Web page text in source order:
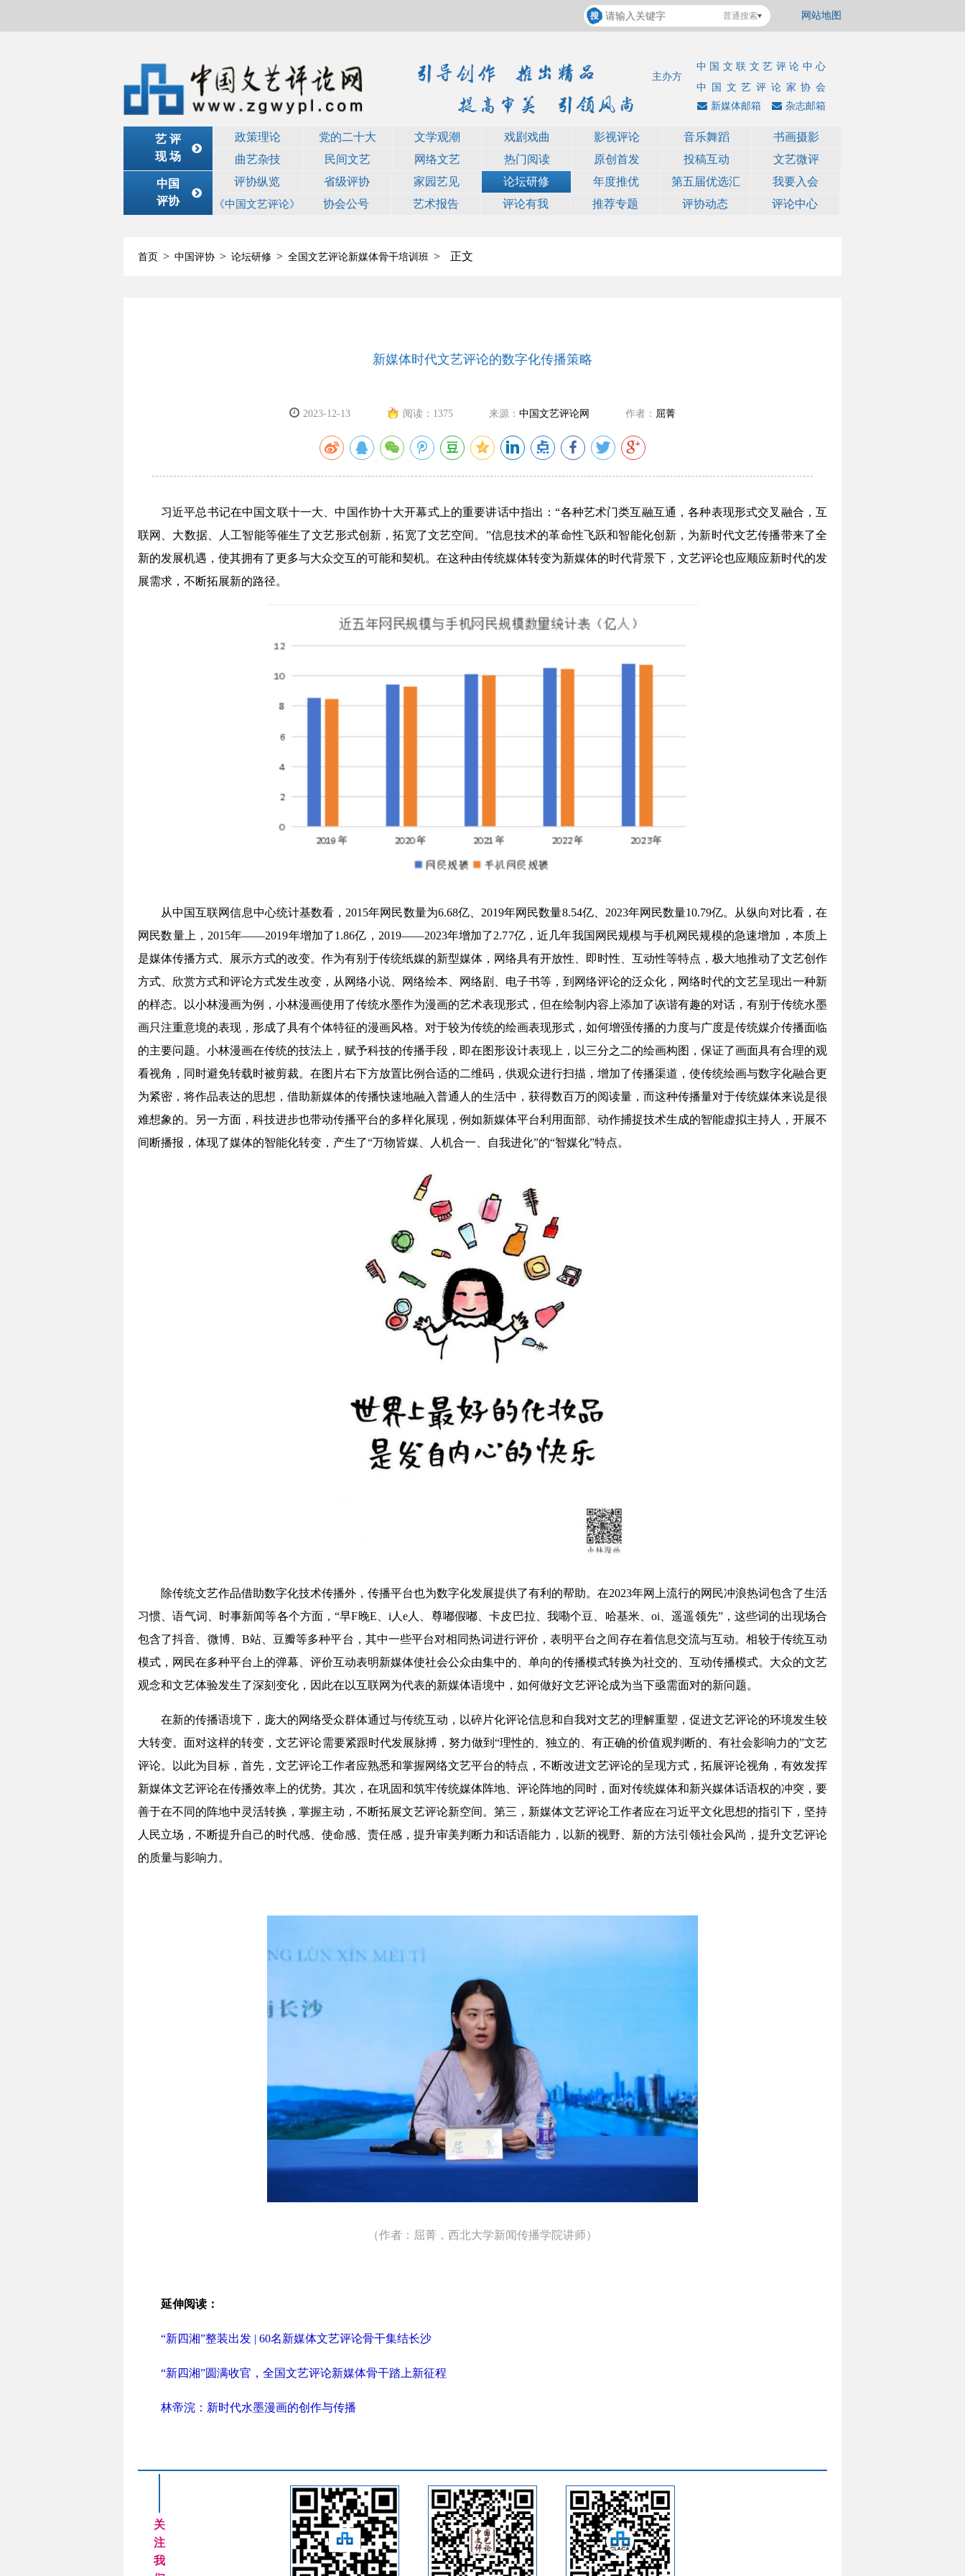
网站地图
普通搜索
中国文联文艺评论中心
中国文艺评论家协会
主办方
杂志邮箱
新媒体邮箱
艺 评
现 场
政策理论 党的二十大 文学观潮 戏剧戏曲 影视评论 音乐舞蹈
书画摄影
曲艺杂技
民间文艺 网络文艺 热门阅读 原创首发 投稿互动
文艺微评
中国
评协
评协纵览 省级评协 家园艺见 论坛研修 年度推优 第五届优选汇 我要入会
《中国文艺评论》 协会公号 艺术报告 评论有我 推荐专题 评协动态 评论中心
首页 > 中国评协 > 论坛研修 > 全国文艺评论新媒体骨干培训班 > 正文
新媒体时代文艺评论的数字化传播策略
2023-12-13 阅读： 1375 来源： 中国文艺评论网 作者： 屈菁
习近平总书记在中国文联十一大、中国作协十大开幕式上的重要讲话中指出：“各种艺术门类互融互通，各种表现形式交叉融合，互
联网、大数据、人工智能等催生了文艺形式创新，拓宽了文艺空间。”信息技术的革命性飞跃和智能化创新，为新时代文艺传播带来了全
新的发展机遇，使其拥有了更多与大众交互的可能和契机。在这种由传统媒体转变为新媒体的时代背景下，文艺评论也应顺应新时代的发
展需求，不断拓展新的路径。
从中国互联网信息中心统计基数看，2015年网民数量为6.68亿、2019年网民数量8.54亿、2023年网民数量10.79亿。从纵向对比看，在
网民数量上，2015年——2019年增加了1.86亿，2019——2023年增加了2.77亿，近几年我国网民规模与手机网民规模的急速增加，本质上
是媒体传播方式、展示方式的改变。作为有别于传统纸媒的新型媒体，网络具有开放性、即时性、互动性等特点，极大地推动了文艺创作
方式、欣赏方式和评论方式发生改变，从网络小说、网络绘本、网络剧、电子书等，到网络评论的泛众化，网络时代的文艺呈现出一种新
的样态。以小林漫画为例，小林漫画使用了传统水墨作为漫画的艺术表现形式，但在绘制内容上添加了诙谐有趣的对话，有别于传统水墨
画只注重意境的表现，形成了具有个体特征的漫画风格。对于较为传统的绘画表现形式，如何增强传播的力度与广度是传统媒介传播面临
的主要问题。小林漫画在传统的技法上，赋予科技的传播手段，即在图形设计表现上，以三分之二的绘画构图，保证了画面具有合理的观
看视角，同时避免转载时被剪裁。在图片右下方放置比例合适的二维码，供观众进行扫描，增加了传播渠道，使传统绘画与数字化融合更
为紧密，将作品表达的思想，借助新媒体的传播快速地融入普通人的生活中，获得数百万的阅读量，而这种传播量对于传统媒体来说是很
难想象的。另一方面，科技进步也带动传播平台的多样化展现，例如新媒体平台利用面部、动作捕捉技术生成的智能虚拟主持人，开展不
间断播报，体现了媒体的智能化转变，产生了“万物皆媒、人机合一、自我进化”的“智媒化”特点。
除传统文艺作品借助数字化技术传播外，传播平台也为数字化发展提供了有利的帮助。在2023年网上流行的网民冲浪热词包含了生活
习惯、语气词、时事新闻等各个方面，“早F晚E、i人e人、尊嘟假嘟、卡皮巴拉、我嘞个豆、哈基米、oi、遥遥领先”，这些词的出现场合
包含了抖音、微博、B站、豆瓣等多种平台，其中一些平台对相同热词进行评价，表明平台之间存在着信息交流与互动。相较于传统互动
模式，网民在多种平台上的弹幕、评价互动表明新媒体使社会公众由集中的、单向的传播模式转换为社交的、互动传播模式。大众的文艺
观念和文艺体验发生了深刻变化，因此在以互联网为代表的新媒体语境中，如何做好文艺评论成为当下亟需面对的新问题。
在新的传播语境下，庞大的网络受众群体通过与传统互动，以碎片化评论信息和自我对文艺的理解重塑，促进文艺评论的环境发生较
大转变。面对这样的转变，文艺评论需要紧跟时代发展脉搏，努力做到“理性的、独立的、有正确的价值观判断的、有社会影响力的”文艺
评论。以此为目标，首先，文艺评论工作者应熟悉和掌握网络文艺平台的特点，不断改进文艺评论的呈现方式，拓展评论视角，有效发挥
新媒体文艺评论在传播效率上的优势。其次，在巩固和筑牢传统媒体阵地、评论阵地的同时，面对传统媒体和新兴媒体话语权的冲突，要
善于在不同的阵地中灵活转换，掌握主动，不断拓展文艺评论新空间。第三，新媒体文艺评论工作者应在习近平文化思想的指引下，坚持
人民立场，不断提升自己的时代感、使命感、责任感，提升审美判断力和话语能力，以新的视野、新的方法引领社会风尚，提升文艺评论
的质量与影响力。
（作者：屈菁，西北大学新闻传播学院讲师）
延伸阅读：
“新四湘”整装出发 | 60名新媒体文艺评论骨干集结长沙
“新四湘”圆满收官，全国文艺评论新媒体骨干踏上新征程
林帝浣：新时代水墨漫画的创作与传播
关
注
我